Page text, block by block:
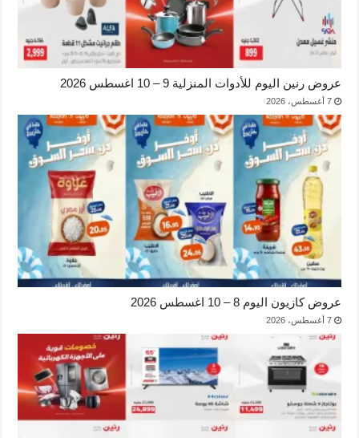
عروض رنين اليوم للأدوات المنزلية 9 – 10 اغسطس 2026
7 أغسطس، 2026
عروض كازيون اليوم 8 – 10 اغسطس 2026
7 أغسطس، 2026